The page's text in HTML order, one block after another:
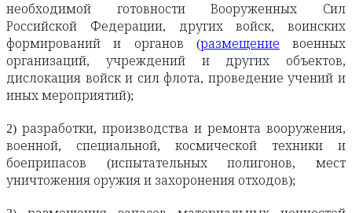
необходимой готовности Вооруженных Сил
Российской Федерации, других войск, воинских
формирований и органов (размещение военных
организаций, учреждений и других объектов,
дислокация войск и сил флота, проведение учений и
иных мероприятий);
2) разработки, производства и ремонта вооружения,
военной, специальной, космической техники и
боеприпасов (испытательных полигонов, мест
уничтожения оружия и захоронения отходов);